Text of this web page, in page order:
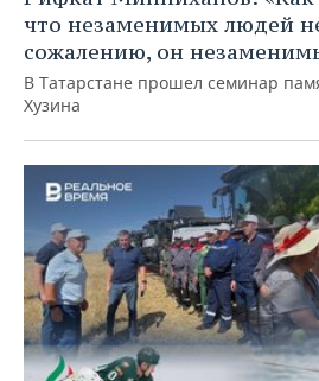
что незаменимых людей
сожалению, он
В Татарстане прошел семинар
Хузина